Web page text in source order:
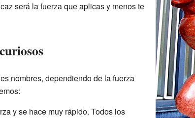
será la fuerza que aplicas y menos te
nombres, dependiendo de la fuerza
y se hace muy rápido. Todos los